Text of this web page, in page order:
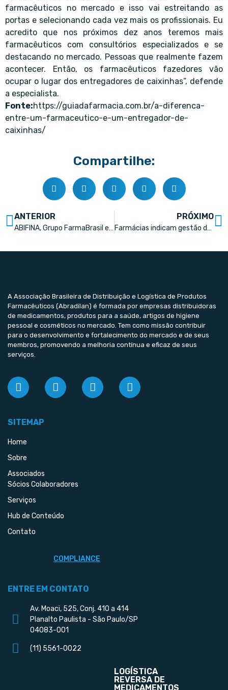
farmacêuticos no mercado e isso vai estreitando as
portas e selecionando cada vez mais os profissionais. Eu
acredito que nos próximos dez anos teremos mais
farmacêuticos com consultórios especializados e se
destacando no mercado. Pessoas que realmente fazem
acontecer. Então, os farmacêuticos fazedores vão
ocupar o lugar dos entregadores de caixinhas”, defende
a especialista.
Fonte:https://guiadafarmacia.com.br/a-diferenca-
entre-um-farmaceutico-e-um-entregador-de-
caixinhas/
Compartilhe:
ANTERIOR
ABIFINA, Grupo FarmaBrasil e PróGenéricos enviaram documento ao Ministério da Economia
PRÓXIMO
Farmácias indicam gestão de RH como principal gargalo
A Associação Brasileira de Distribuição e Logística de Produtos
Farmacêuticos (Abradilan) é formada por empresas distribuidoras
de medicamentos, produtos para a saúde, artigos de higiene
pessoal e cosméticos no mercado. Tem como missão contribuir
para o desenvolvimento e fortalecimento do mercado e de seus
membros, promovendo a melhoria contínua e eficaz de seus
serviços.
SITEMAP
Home
Sobre
Associados
Sócios Colaboradores
Serviços
Hub de Conteúdo
Contato
COMPLIANCE
ENTRE EM CONTATO
Av. Moaci, 525, Conj. 410 a 414
Planalto Paulista - São Paulo/SP
04083-001
(11) 5561-0022
LOGÍSTICA
REVERSA DE
MEDICAMENTOS